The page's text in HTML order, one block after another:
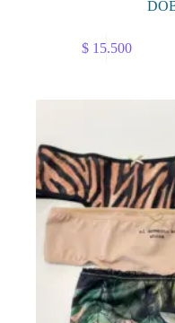
$15.500